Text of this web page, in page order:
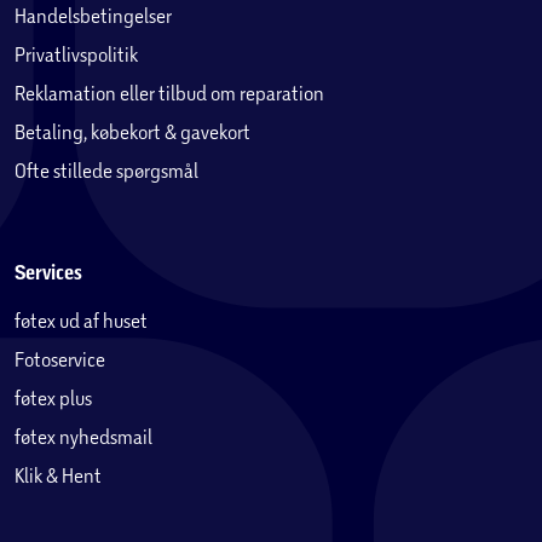
W med to USB-C-porte til denne Mac for at få optimal
opladning eller USB-C-strømforsyningen på 70 W for at
udnytte funktionen til hurtig opladning (op til 50 %
opladet på 35 minutter)
Juridisk tekst
Der er flere
konfigurationsmuligheder.
om tilgængelige funktioner, egenskaber og sprog samt
udført af Apple i januar 2026 med testmodeller af 13"
MacBook Air-systemer med Apple M5, 10-core CPU og 8-
core GPU og testmodeller af 15" MacBook Air-systemer
med Apple M5, 10-core CPU og 10-core GPU, som alle var
konfigureret med 16 GB samlet hukommelse og 512 GB
SSD. Batteritiden ved trådløs internetbrug blev testet ved
Handelsbetingelser
Privatlivspolitik
Reklamation eller tilbud om reparation
Betaling, købekort & gavekort
Ofte stillede spørgsmål
Services
føtex ud af huset
Fotoservice
føtex plus
føtex nyhedsmail
Klik & Hent